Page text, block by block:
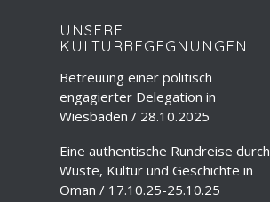
UNSERE
KULTURBEGEGNUNGEN
Betreuung einer politisch
engagierter Delegation in
Wiesbaden / 28.10.2025
Eine authentische Rundreise durch
Wüste, Kultur und Geschichte in
Oman / 17.10.25-25.10.25